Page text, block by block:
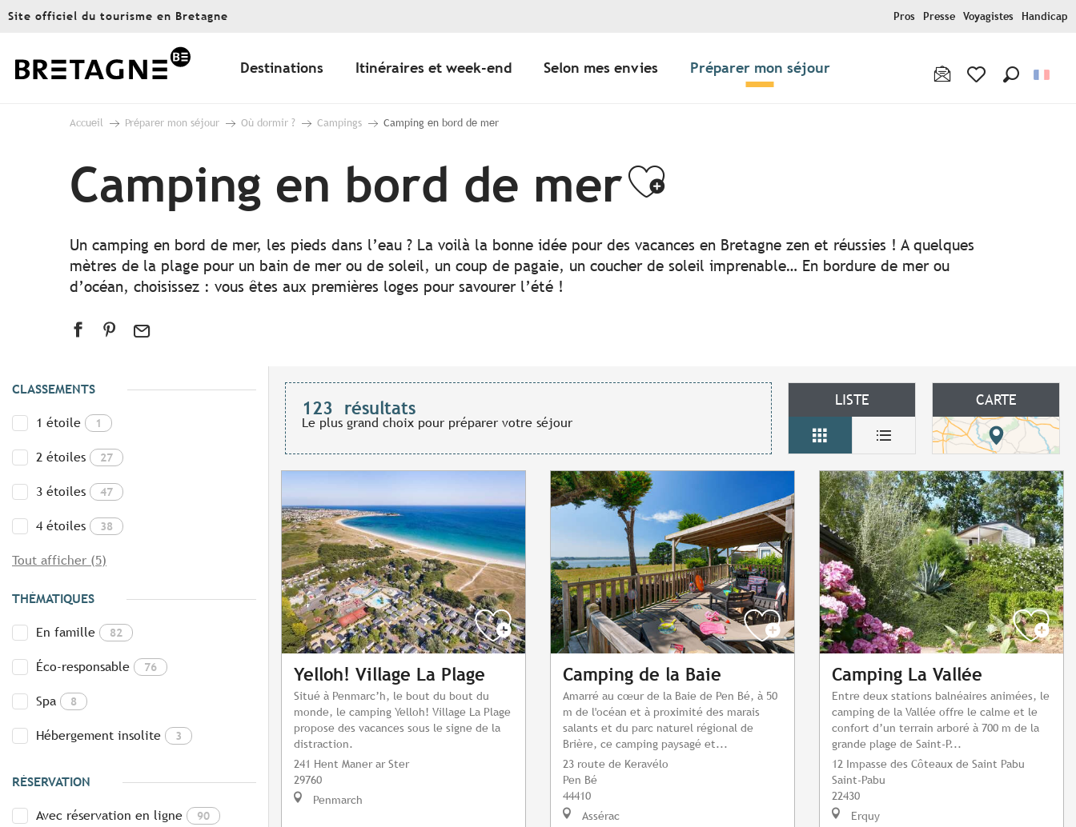
Aller
principal
Site officiel du tourisme en Bretagne Pros Presse Voyagistes Handicap
Destinations Itinéraires et week-end Selon mes envies Préparer mon séjour
Accueil Préparer mon séjour Où dormir ? Campings Camping en bord de mer
Camping en bord de merAjouter aux favoris
Un camping en bord de mer, les pieds dans l’eau ? La voilà la bonne idée pour des vacances en Bretagne zen et réussies ! A quelques
mètres de la plage pour un bain de mer ou de soleil, un coup de pagaie, un coucher de soleil imprenable… En bordure de mer ou
d’océan, choisissez : vous êtes aux premières loges pour savourer l’été !
CLASSEMENTS
1 étoile 1
2 étoiles 27
3 étoiles 47
4 étoiles 38
Tout afficher (5)
THÉMATIQUES
En famille 82
Éco-responsable 76
Spa 8
Hébergement insolite 3
RÉSERVATION
Avec réservation en ligne 90
123 résultats
Le plus grand choix pour préparer votre séjour
LISTE CARTE
Yelloh! Village La Plage
Situé à Penmarc’h, le bout du bout du
monde, le camping Yelloh! Village La Plage
propose des vacances sous le signe de la
distraction.
241 Hent Maner ar Ster
29760
Penmarch
Camping de la Baie
Amarré au cœur de la Baie de Pen Bé, à 50
m de l'océan et à proximité des marais
salants et du parc naturel régional de
Brière, ce camping paysagé et...
23 route de Keravélo
Pen Bé
44410
Assérac
Camping La Vallée
Entre deux stations balnéaires animées, le
camping de la Vallée offre le calme et le
confort d’un terrain arboré à 700 m de la
grande plage de Saint-P...
12 Impasse des Côteaux de Saint Pabu
Saint-Pabu
22430
Erquy